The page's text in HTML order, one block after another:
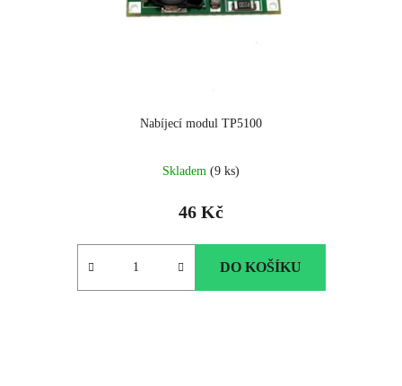
Nabíjecí modul TP5100
Skladem (9 ks)
46 Kč
DO KOŠÍKU